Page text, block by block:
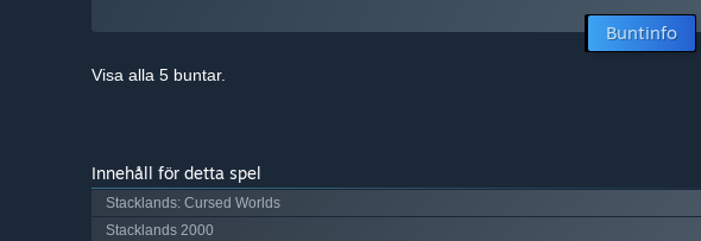
Buntinfo
Visa alla 5 buntar.
Innehåll för detta spel
Stacklands: Cursed Worlds
Stacklands 2000